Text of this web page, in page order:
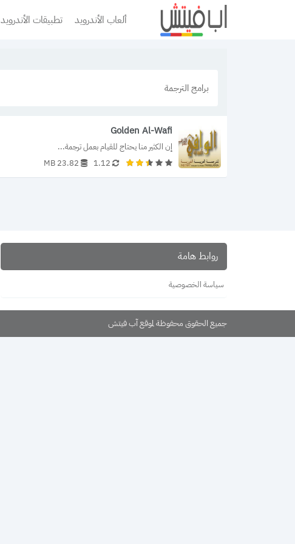
ألعاب الأندرويد تطبيقات الأندرويد
برامج الترجمة
Golden Al-Wafi
إن الكثير منا يحتاج للقيام بعمل ترجمة...
1.12
23.82 MB
روابط هامة
سياسة الخصوصية
جميع الحقوق محفوظة لموقع آب فيتش